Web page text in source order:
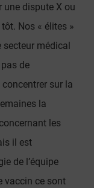
une dispute X ou
Nos « élites »
secteur médical
pas de
sur la
la
les
il est
de l’équipe
vaccin ce sont